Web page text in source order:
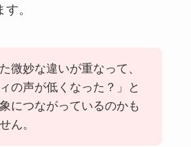
。
微妙な違いが重なって、
ィの声が低くなった？」と
につながっているのかも
ん。